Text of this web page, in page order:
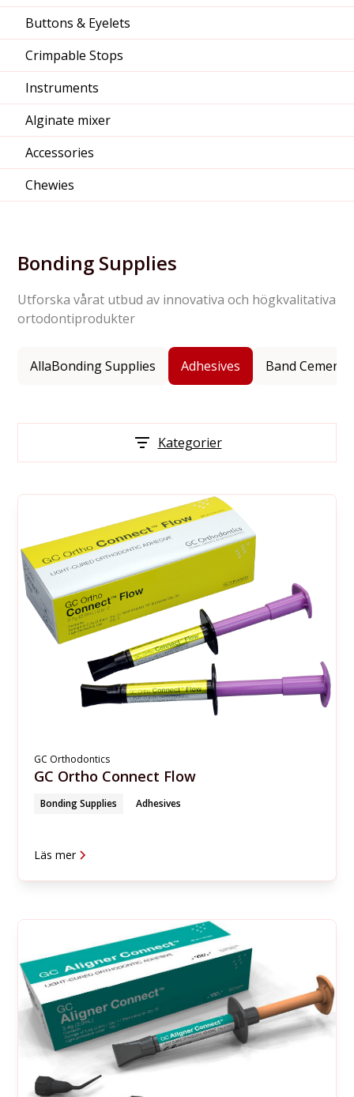
Buttons & Eyelets
Crimpable Stops
Instruments
Alginate mixer
Accessories
Chewies
Bonding Supplies
Utforska vårat utbud av innovativa och högkvalitativa
ortodontiprodukter
AllaBonding Supplies Adhesives Band Cement
Kategorier
GC Orthodontics
GC Ortho Connect Flow
Bonding Supplies Adhesives
Läs mer